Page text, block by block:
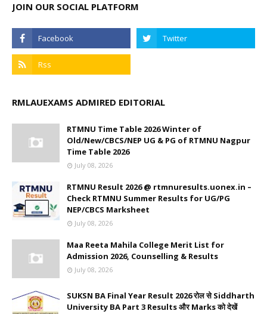
JOIN OUR SOCIAL PLATFORM
RMLAUEXAMS ADMIRED EDITORIAL
RTMNU Time Table 2026 Winter of
Old/New/CBCS/NEP UG & PG of RTMNU Nagpur
Time Table 2026
July 08, 2026
RTMNU Result 2026 @ rtmnuresults.uonex.in –
Check RTMNU Summer Results for UG/PG
NEP/CBCS Marksheet
July 08, 2026
Maa Reeta Mahila College Merit List for
Admission 2026, Counselling & Results
July 08, 2026
SUKSN BA Final Year Result 2026 रोल से Siddharth
University BA Part 3 Results और Marks को देखें